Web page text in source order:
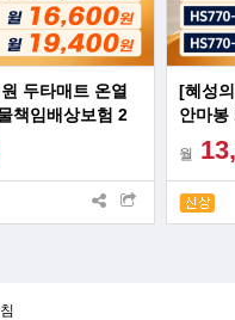
두타매트 온열
책임배상보험 2
[혜성
안마봉
억원
월